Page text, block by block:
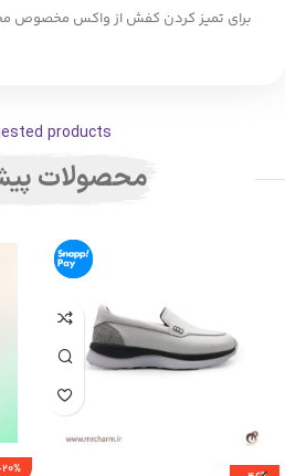
برای تمیز کردن کفش از واکس مخصوص
products
محصولات